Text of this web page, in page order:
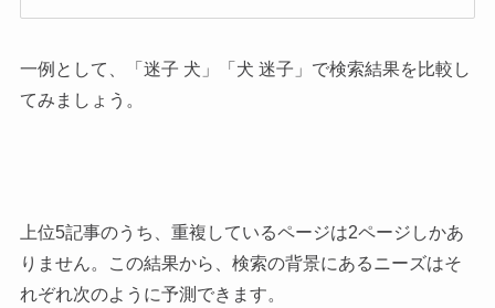
一例として、「迷子 犬」「犬 迷子」で検索結果を比較し
てみましょう。
上位5記事のうち、重複しているページは2ページしかあ
りません。この結果から、検索の背景にあるニーズはそ
れぞれ次のように予測できます。